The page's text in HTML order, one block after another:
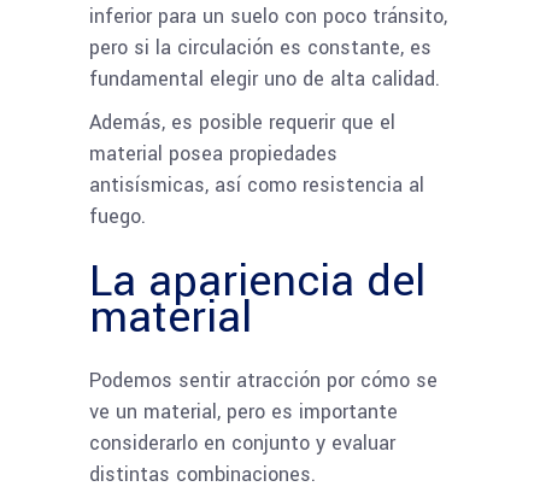
inferior para un suelo con poco tránsito,
pero si la circulación es constante, es
fundamental elegir uno de alta calidad.
Además, es posible requerir que el
material posea propiedades
antisísmicas, así como resistencia al
fuego.
La apariencia del
material
Podemos sentir atracción por cómo se
ve un material, pero es importante
considerarlo en conjunto y evaluar
distintas combinaciones.